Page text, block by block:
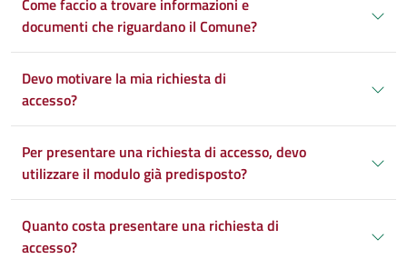
documenti che riguardano il Comune?
Devo motivare la mia richiesta di
accesso?
Per presentare una richiesta di accesso, devo
utilizzare il modulo già predisposto?
Quanto costa presentare una richiesta di
accesso?